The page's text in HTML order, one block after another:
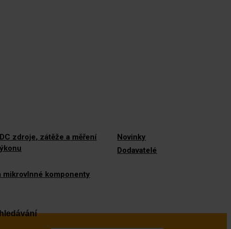
zdroje, zátěže a měření
mikrovlnné komponenty
Novinky
Dodavatelé